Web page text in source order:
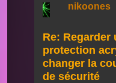
nikoones
Re: Regarder
protection
changer la
de sécurité